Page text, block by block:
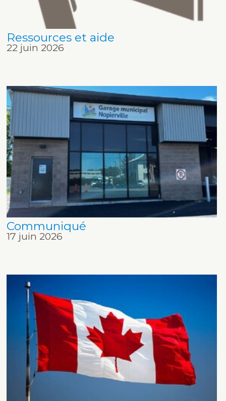
Ressources et aide
22 juin 2026
Communiqué
17 juin 2026